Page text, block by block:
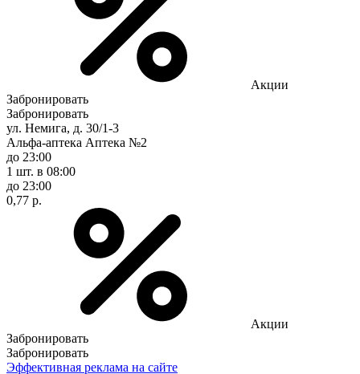
Акции
Забронировать
Забронировать
ул. Немига, д. 30/1-3
Альфа-аптека Аптека №2
до 23:00
1 шт. в 08:00
до 23:00
0,77 р.
Акции
Забронировать
Забронировать
Эффективная реклама на сайте